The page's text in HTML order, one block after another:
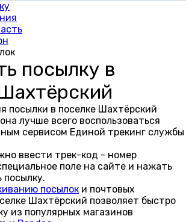
посылку в
посылки в поселке Шахтёрский
лучше всего воспользоваться
сервисом Единой трекинг службы
ввести трек-код - номер
поле на сайте и нажать
посылку.
посылок и почтовых
Шахтёрский позволяет быстро
из популярных магазинов